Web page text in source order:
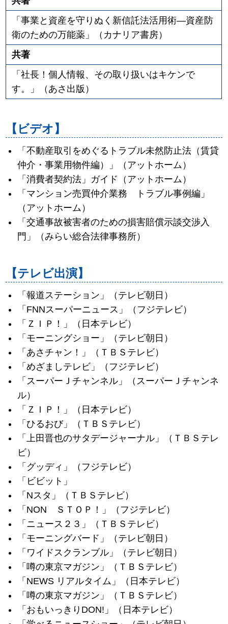
「事業と資産を守りぬく新信託法活用術―資産防
衛のための万能薬」（カナリア書房）
共著
「社長！個人情報、その取り扱いはキケンで
す。」（あさ出版）
【ビデオ】
「不動産取引をめぐるトラブル未然防止法（賃貸
仲介・事業用物件編）」（アットホーム）
「消費者契約法」ガイド（アットホーム）
「マンション売買仲介業務 トラブル事例編」
（アットホーム）
「交通事故被害者のための損害賠償示談交渉入
門」（みらい総合法律事務所）
【テレビ出演】
「報道ステーション」（テレビ朝日）
「FNNスーパーニュース」（フジテレビ）
「ＺＩＰ！」（日本テレビ）
「モーニングショー」（テレビ朝日）
「あさチャン！」（ＴＢＳテレビ）
「めざましテレビ」（フジテレビ）
「スーパーＪチャンネル」（スーパーＪチャンネ
ル）
「ＺＩＰ！」（日本テレビ）
「ひるおび」（ＴＢＳテレビ）
「上田晋也のサタデージャーナル」（ＴＢＳテレ
ビ）
「グッディ」（フジテレビ）
「ビビット」
「Nスタ」（ＴＢＳテレビ）
「NON ＳＴＯＰ！」（フジテレビ）
「ニュース２３」（ＴＢＳテレビ）
「モーニングバード」（テレビ朝日）
「ワイドスクランブル」（テレビ朝日）
「噂の東京マガジン」（ＴＢＳテレビ）
「NEWS リアルタイム」（日本テレビ）
「噂の東京マガジン」（ＴＢＳテレビ）
「おもいっきりDON!」（日本テレビ）